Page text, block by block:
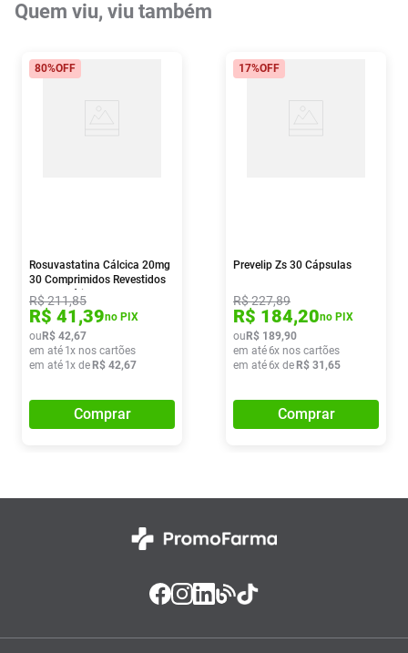
Quem viu, viu também
80%OFF
Rosuvastatina Cálcica 20mg
30 Comprimidos Revestidos
Ems Genérico
R$211,85
R$ 41,39no PIX
ou R$ 42,67
em até 1x nos cartões
em até 1x de R$ 42,67
Comprar
17%OFF
Prevelip Zs 30 Cápsulas
R$227,89
R$ 184,20no PIX
ou R$ 189,90
em até6x nos cartões
em até6x de R$ 31 ,65
Comprar